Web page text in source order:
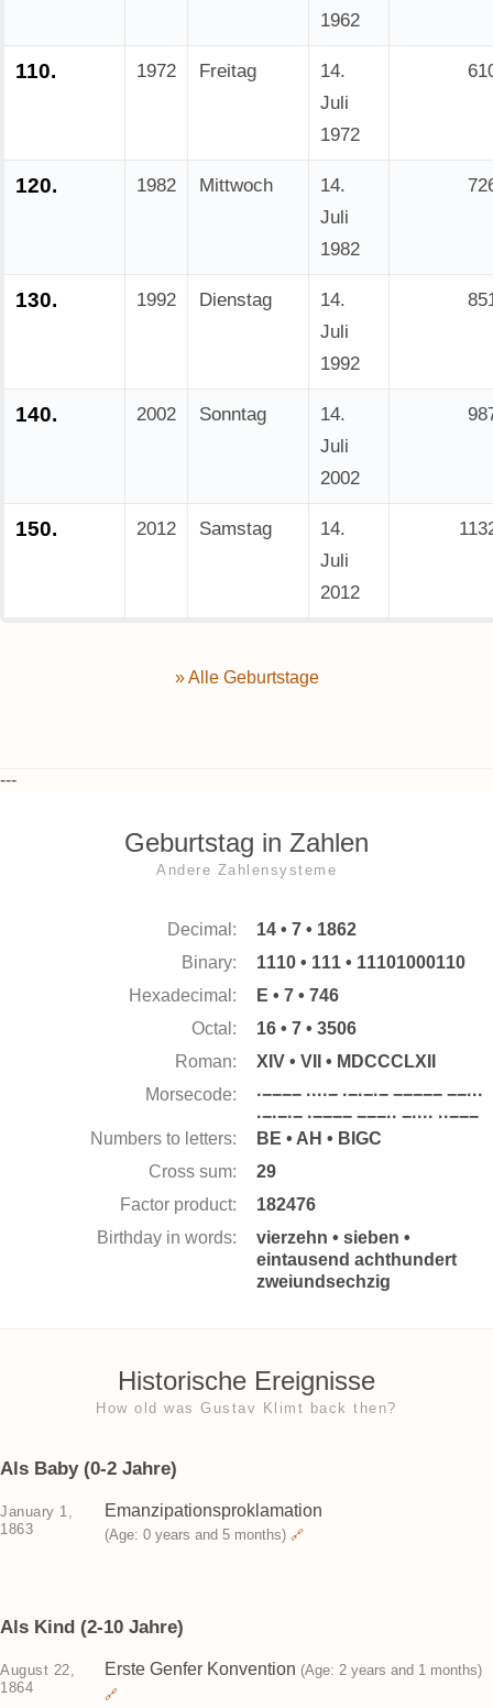
1962
110. 1972 Freitag
14.
Juli
1972
120. 1982 Mittwoch
14.
Juli
1982
130. 1992 Dienstag
14.
Juli
1992
140. 2002 Sonntag
14.
Juli
2002
150. 2012 Samstag
14.
Juli
2012
» Alle Geburtstage
---
Geburtstag in Zahlen
Andere Zahlensysteme
Decimal:
14 • 7 • 1862
Binary:
1110 • 111 • 11101000110
Hexadecimal:
E • 7 • 746
Octal:
16 • 7 • 3506
Roman:
XIV • VII • MDCCCLXII
Morsecode:
·−−−− ····− ·−·−·− −−−−− −−···
·−·−·− ·−−−− −−−·· −···· ··−−−
Numbers to letters:
BE • AH • BIGC
Cross sum:
29
Factor product:
182476
Birthday in words:
vierzehn • sieben •
eintausend achthundert
zweiundsechzig
Historische Ereignisse
How old was Gustav Klimt back then?
Als Baby (0-2 Jahre)
January 1,
1863
Emanzipationsproklamation
(Age: 0 years and 5 months) 🔗
Als Kind (2-10 Jahre)
August 22,
1864
Erste Genfer Konvention (Age: 2 years and 1 months)
🔗